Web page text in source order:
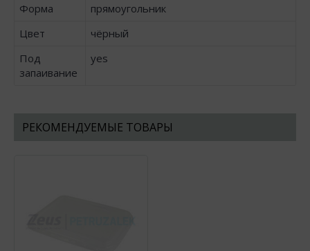
Форма
прямоугольник
Цвет
чёрный
Под
запаивание
yes
РЕКОМЕНДУЕМЫЕ ТОВАРЫ